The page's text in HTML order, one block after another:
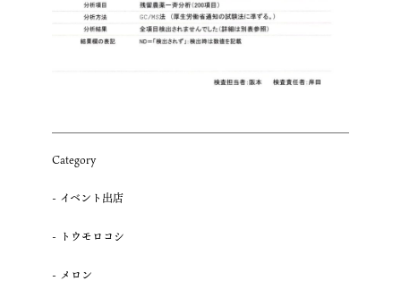
Category
イベント出店
トウモロコシ
メロン